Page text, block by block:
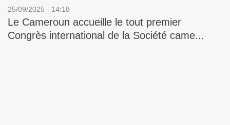
25/09/2025 - 14:18
Le Cameroun accueille le tout premier
Congrès international de la Société came...